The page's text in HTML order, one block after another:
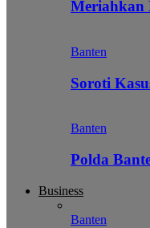
Meriahkan
Banten
Soroti
Banten
Polda
Business
Banten